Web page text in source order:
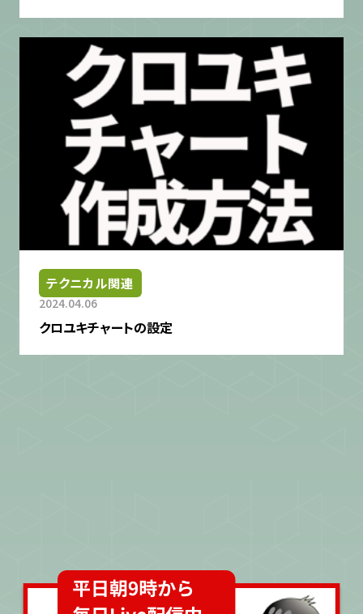
テクニカル関連
2024.04.06
クロユキチャートの設定